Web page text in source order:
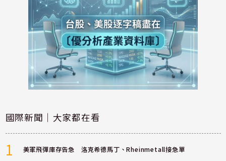
國際新聞｜大家都在看
1 美軍飛彈庫存告急 洛克希德馬丁、Rheinmetall接急單